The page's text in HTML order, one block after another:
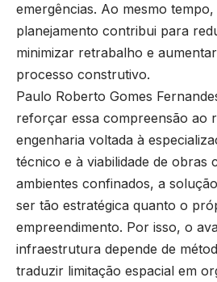
emergências. Ao mesmo
planejamento contribui para
minimizar retrabalho e
processo construtivo.
Paulo Roberto Gomes
reforçar essa compreensão ao
engenharia voltada à
técnico e à viabilidade de obras
ambientes confinados, a
ser tão estratégica quanto o
empreendimento. Por isso, o
infraestrutura depende de
traduzir limitação espacial em